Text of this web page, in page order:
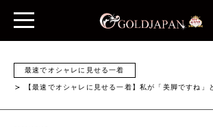
最速でオシャレに見せる一着
【最速でオシャレに見せる一着】私が「美脚ですね」